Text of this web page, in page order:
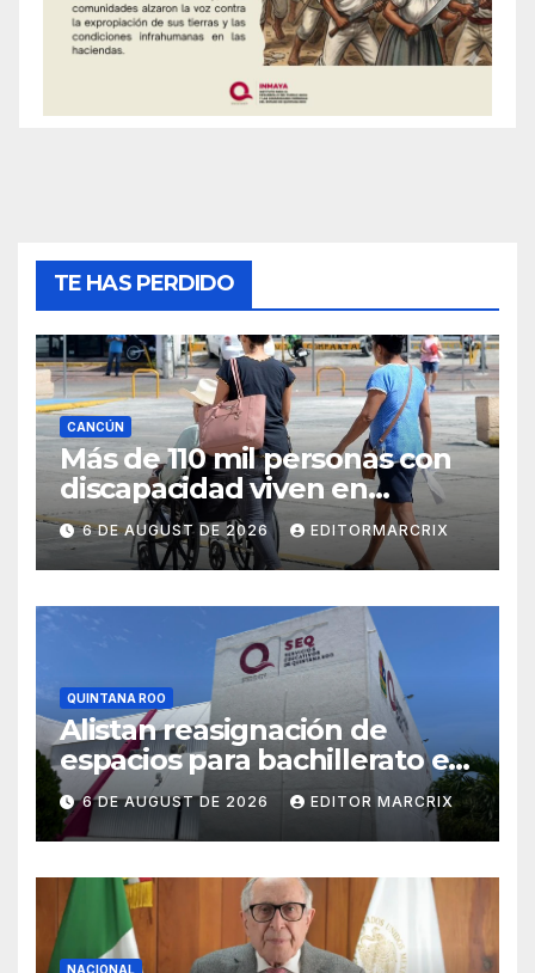
TE HAS PERDIDO
CANCÚN
Más de 110 mil personas con
discapacidad viven en
Cancún; fortalecen acciones
de inclusión
6 DE AUGUST DE 2026 EDITORMARCRIX
QUINTANA ROO
Alistan reasignación de
espacios para bachillerato en
Quintana Roo
6 DE AUGUST DE 2026 EDITOR MARCRIX
NACIONAL